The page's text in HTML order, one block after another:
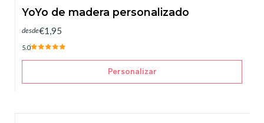
YoYo de madera personalizado
desde€1,95
5.0
Personalizar